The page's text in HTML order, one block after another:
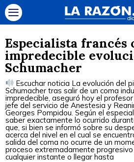
Especialista francés
impredecible
Schumacher
Escuchar noticia La evolución del
Schumacher tras salir de un coma
impredecible, aseguró hoy el
jefe del servicio de Anestesia y
Georges Pompidou. Según el
saber exactamente lo ocurrido
que, si bien se informó sobre su
acerca del nivel en el cual se
salida del coma no ocurre de un
proceso extremadamente
cualquier instante o llegar hasta